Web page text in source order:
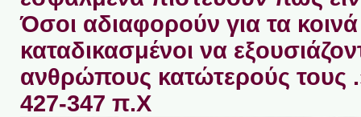
Όσοι αδιαφορούν για τα κοινά
καταδικασμένοι να
ανθρώπους κατώτερούς τους
427-347 π.Χ